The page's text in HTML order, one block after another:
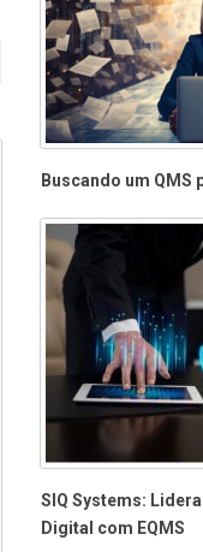
Buscando um QMS
SIQ Systems:
Digital com EQMS